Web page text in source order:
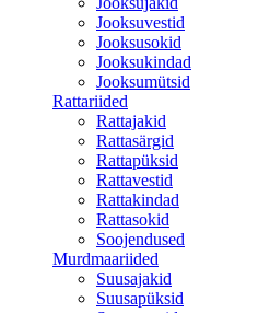
Jooksuvestid
Jooksusokid
Jooksukindad
Jooksumütsid
Rattariided
Rattajakid
Rattasärgid
Rattapüksid
Rattavestid
Rattakindad
Rattasokid
Soojendused
Murdmaariided
Suusajakid
Suusapüksid